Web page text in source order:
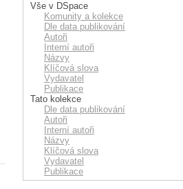
Vše v DSpace
Komunity a kolekce
Dle data publikování
Autoři
Interní autoři
Názvy
Klíčová slova
Vydavatel
Publikace
Tato kolekce
Dle data publikování
Autoři
Interní autoři
Názvy
Klíčová slova
Vydavatel
Publikace